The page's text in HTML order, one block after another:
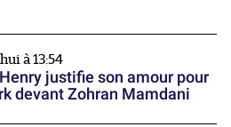
à 13:54
justifie son amour pour
devant Zohran Mamdani